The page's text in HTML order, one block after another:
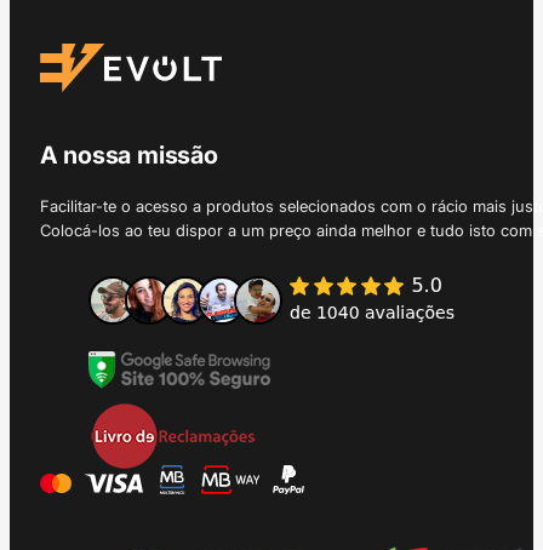
A nossa missão
Facilitar-te o acesso a produtos selecionados com o rácio mais
Colocá-los ao teu dispor a um preço ainda melhor e tudo isto